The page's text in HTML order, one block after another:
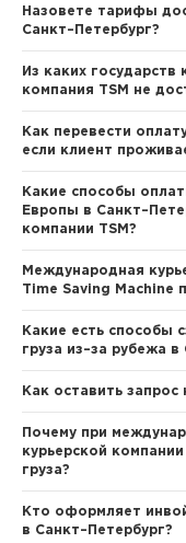
Назовете тарифы
Санкт–Петербург?
Из каких государств
компания TSM не
Как перевести
если клиент
Какие способы
Европы в
компании TSM?
Международная
Time Saving Machine
Какие есть способы
груза из–за рубежа в
Как оставить запрос
Почему при
курьерской
груза?
Кто оформляет
в Санкт–Петербург?